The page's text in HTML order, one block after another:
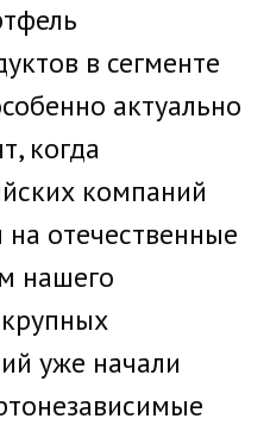
в сегменте
актуально
когда
компаний
отечественные
нашего
уже начали